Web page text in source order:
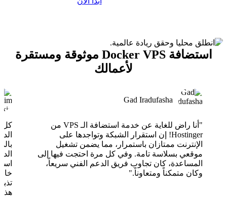
استضافة Docker VPS موثوقة ومستقرة
لأعمالك
Gad Iradufasha
"أنا راض للغاية عن خدمة استضافة الـ VPS من
Hostinger! إن استقرار الشبكة وتواجدها على
الإنترنت ممتازان باستمرار، مما يضمن تشغيل
موقعي بسلاسة تامة. وفي كل مرة احتجت فيها إلى
المساعدة، كان تجاوب فريق الدعم الفني سريعاً،
وكان متمكناً ومتعاوناً."
هذا